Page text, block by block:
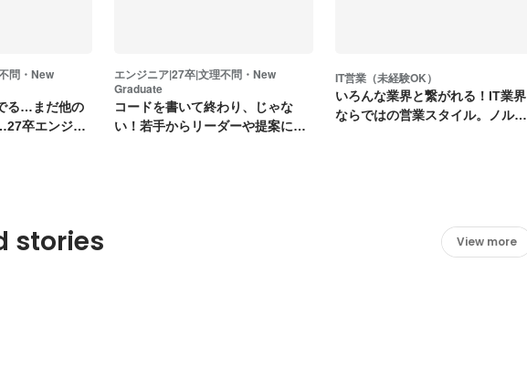
問・New
る…まだ他の
卒エンジニ
エンジニア|27卒|文理不問・New
Graduate
コードを書いて終わり、じゃな
い！若手からリーダーや提案に挑
IT営業（未経験OK）
いろんな業界と繋がれる！IT業界
ならではの営業スタイル。ノルマ
stories View more